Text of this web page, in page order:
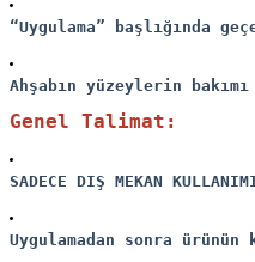
“Uygulama” başlığında
Ahşabın yüzeylerin
Genel Talimat:
SADECE DIŞ MEKAN
Uygulamadan sonra ürünün